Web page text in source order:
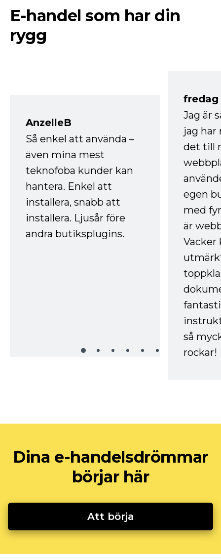
E-handel som har din
rygg
AnzelleB
Så enkel att använda –
även mina mest
teknofoba kunder kan
hantera. Enkel att
installera, snabb att
installera. Ljusår före
andra butiksplugins.
fredag
Jag är
jag
det till
egen
med
är
Vacker
så
rockar!
Dina e-handelsdrömmar
börjar här
Att börja